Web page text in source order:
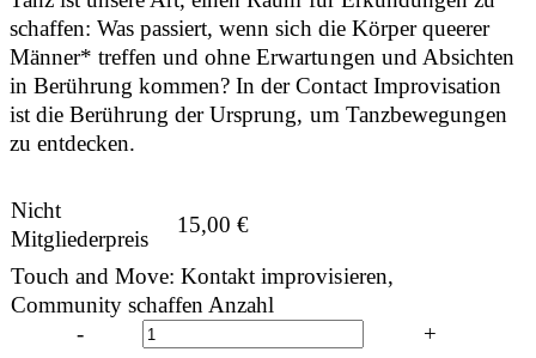
schaffen: Was passiert, wenn sich die Körper queerer
Männer* treffen und ohne Erwartungen und Absichten
in Berührung kommen? In der Contact Improvisation
ist die Berührung der Ursprung, um Tanzbewegungen
zu entdecken.
Nicht
Mitgliederpreis
15,00€
Touch and Move: Kontakt improvisieren,
Community schaffen Anzahl
-
+